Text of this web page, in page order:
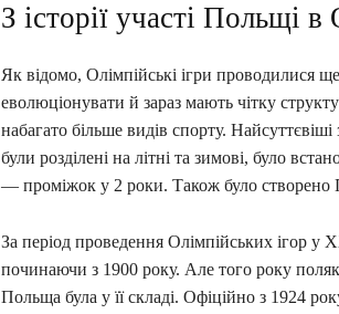
З історії участі Польщі в
Як відомо, Олімпійські ігри проводилися
еволюціонувати й зараз мають чітку
набагато більше видів спорту.
були розділені на літні та зимові, було
— проміжок у 2 роки. Також було створено
За період проведення Олімпійських ігор у
починаючи з 1900 року. Але того року
Польща була у її складі. Офіційно з 1924